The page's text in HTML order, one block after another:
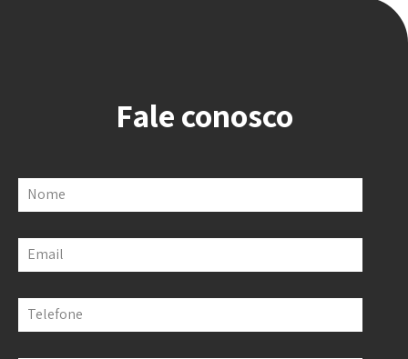
Fale conosco
Nome
Email
Telefone